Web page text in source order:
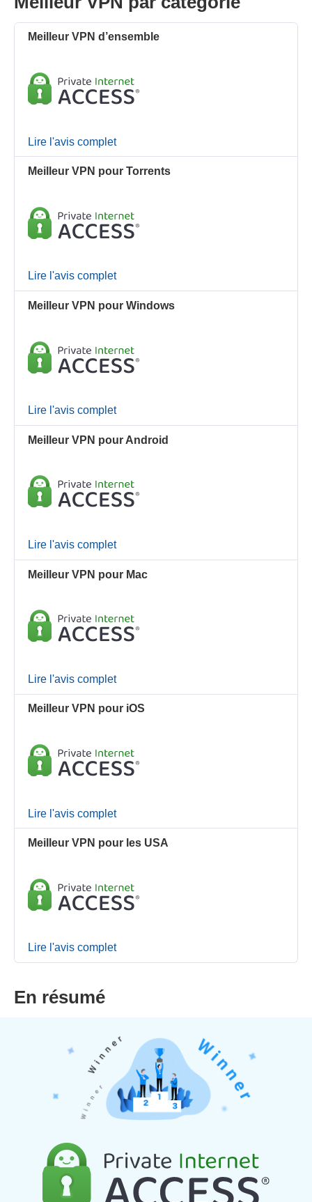
Meilleur VPN d’ensemble
Lire l'avis complet
Meilleur VPN pour Torrents
Lire l'avis complet
Meilleur VPN pour Windows
Lire l'avis complet
Meilleur VPN pour Android
Lire l'avis complet
Meilleur VPN pour Mac
Lire l'avis complet
Meilleur VPN pour iOS
Lire l'avis complet
Meilleur VPN pour les USA
Lire l'avis complet
En résumé